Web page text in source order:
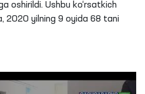
oshirildi. Ushbu ko‘rsatkich
2020 yilning 9 oyida 68 tani